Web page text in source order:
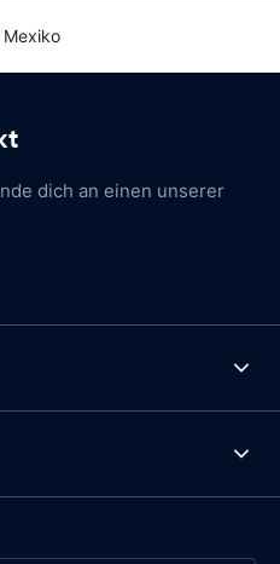
Mexiko
dich an einen unserer